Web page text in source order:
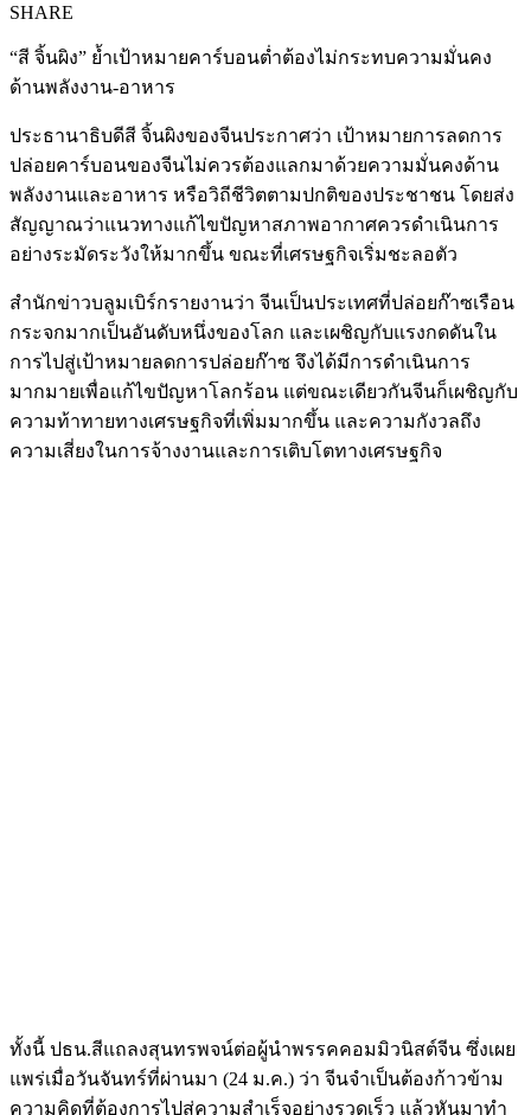
SHARE
“สี จิ้นผิง” ย้ำเป้าหมายคาร์บอนต่ำต้องไม่กระทบความมั่นคง
ด้านพลังงาน-อาหาร
ประธานาธิบดีสี จิ้นผิงของจีนประกาศว่า เป้าหมายการลดการ
ปล่อยคาร์บอนของจีนไม่ควรต้องแลกมาด้วยความมั่นคงด้าน
พลังงานและอาหาร หรือวิถีชีวิตตามปกติของประชาชน โดยส่ง
สัญญาณว่าแนวทางแก้ไขปัญหาสภาพอากาศควรดำเนินการ
อย่างระมัดระวังให้มากขึ้น ขณะที่เศรษฐกิจเริ่มชะลอตัว
สำนักข่าวบลูมเบิร์กรายงานว่า จีนเป็นประเทศที่ปล่อยก๊าซเรือน
กระจกมากเป็นอันดับหนึ่งของโลก และเผชิญกับแรงกดดันใน
การไปสู่เป้าหมายลดการปล่อยก๊าซ จึงได้มีการดำเนินการ
มากมายเพื่อแก้ไขปัญหาโลกร้อน แต่ขณะเดียวกันจีนก็เผชิญกับ
ความท้าทายทางเศรษฐกิจที่เพิ่มมากขึ้น และความกังวลถึง
ความเสี่ยงในการจ้างงานและการเติบโตทางเศรษฐกิจ
ทั้งนี้ ปธน.สีแถลงสุนทรพจน์ต่อผู้นำพรรคคอมมิวนิสต์จีน ซึ่งเผย
แพร่เมื่อวันจันทร์ที่ผ่านมา (24 ม.ค.) ว่า จีนจำเป็นต้องก้าวข้าม
ความคิดที่ต้องการไปสู่ความสำเร็จอย่างรวดเร็ว แล้วหันมาทำ